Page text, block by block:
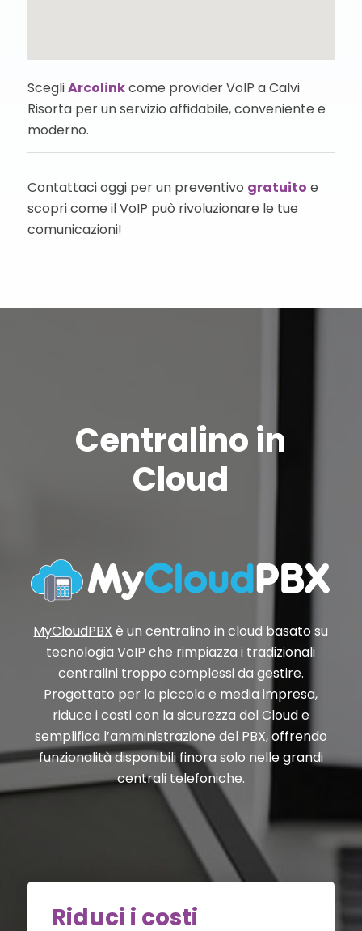
ScegliArcolinkcome provider VoIP a Calvi
Risorta per un servizio affidabile, conveniente e
moderno.
Contattaci oggi per un preventivo gratuito e
scopri come il VoIP può rivoluzionare le tue
comunicazioni!
Centralino in
Cloud
MyCloudPBX è un centralino in cloud basato su
tecnologia VoIP che rimpiazza i tradizionali
centralini troppo complessi da gestire.
Progettato per la piccola e media impresa,
riduce i costi con la sicurezza del Cloud e
semplifica l’amministrazione del PBX, offrendo
funzionalità disponibili finora solo nelle grandi
centrali telefoniche.
Riduci i costi